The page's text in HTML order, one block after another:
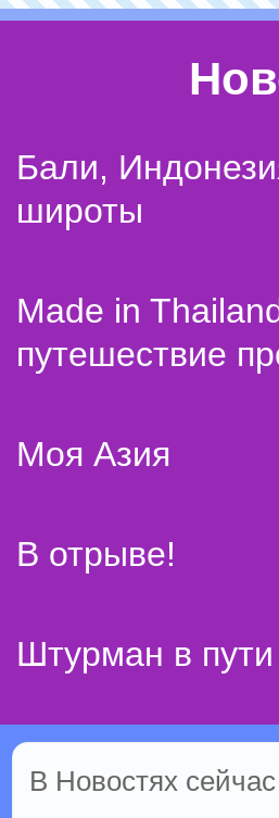
Бали,
широты
Made in
путешествие
Моя Азия
В отрыве!
Штурман в пути
В Новостях